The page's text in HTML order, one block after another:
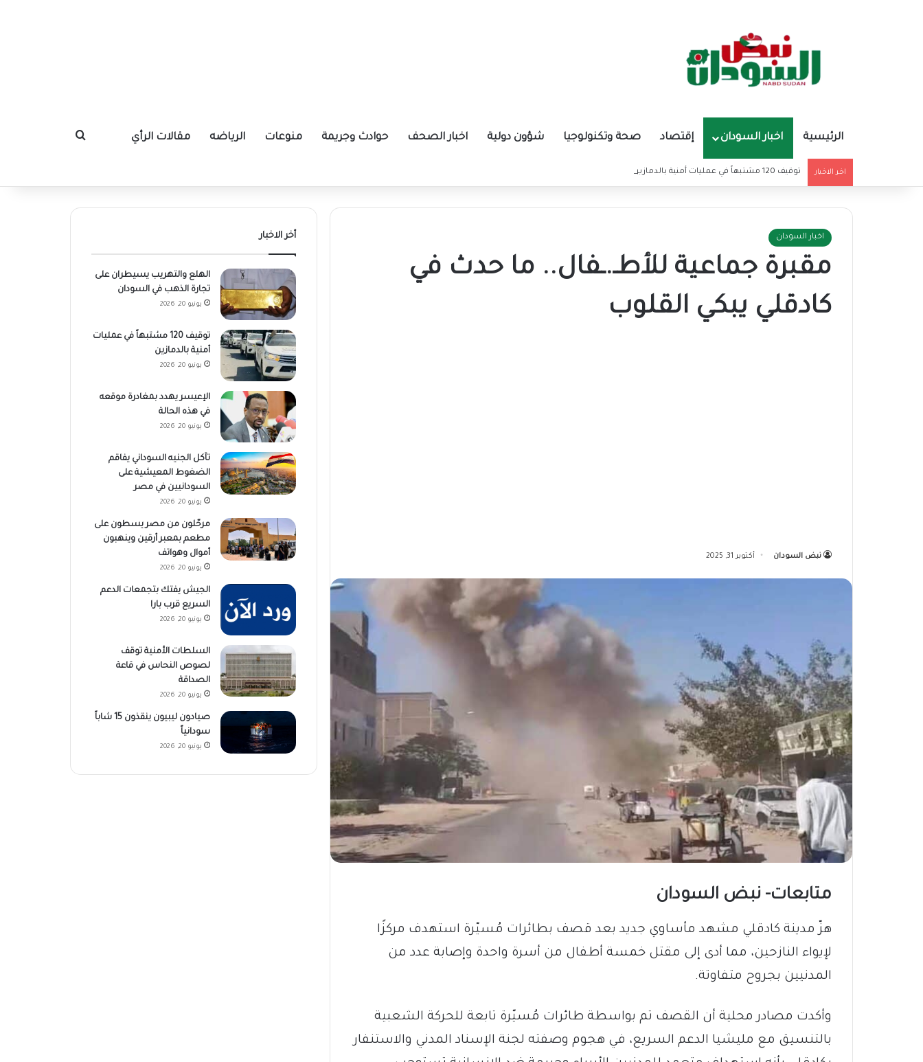
الرئيسية اخبار السودان إقتصاد صحة وتكنولوجيا شؤون دولية اخبار الصحف حوادث وجريمة منوعات الرياضه مقالات الرأي بحث عن
اخر الاخبار توقيف 120 مشتبهاً في عمليات أمنية بالدمازين
اخبار السودان
مقبرة جماعية للأطـ.ـفال.. ما حدث في
كادقلي يبكي القلوب
نبض السودان أكتوبر 31, 2025
متابعات- نبض السودان
هزّ مدينة كادقلي مشهد مأساوي جديد بعد قصف بطائرات مُسيّرة استهدف مركزًا
لإيواء النازحين، مما أدى إلى مقتل خمسة أطفال من أسرة واحدة وإصابة عدد من
المدنيين بجروح متفاوتة.
وأكدت مصادر محلية أن القصف تم بواسطة طائرات مُسيّرة تابعة للحركة الشعبية
بالتنسيق مع مليشيا الدعم السريع، في هجوم وصفته لجنة الإسناد المدني والاستنفار
أخر الاخبار
الهلع والتهريب يسيطران على
تجارة الذهب في السودان
يونيو 20, 2026
توقيف 120 مشتبهاً في عمليات
أمنية بالدمازين
يونيو 20, 2026
الإعيسر يهدد بمغادرة موقعه
في هذه الحالة
يونيو 20, 2026
تآكل الجنيه السوداني يفاقم
الضغوط المعيشية على
السودانيين في مصر
يونيو 20, 2026
مرحّلون من مصر يسطون على
مطعم بمعبر أرقين وينهبون
أموال وهواتف
يونيو 20, 2026
الجيش يفتك بتجمعات الدعم
السريع قرب بارا
يونيو 20, 2026
السلطات الأمنية توقف
لصوص النحاس في قاعة
الصداقة
يونيو 20, 2026
صيادون ليبيون ينقذون 15 شاباً
سودانياً
يونيو 20, 2026